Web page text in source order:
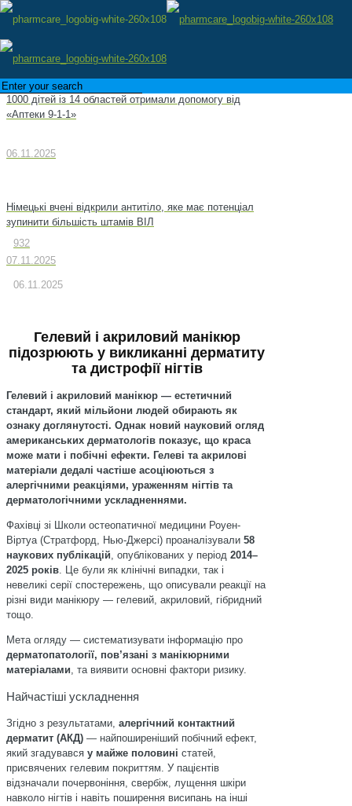
1000 дітей із 14 областей отримали допомогу від
«Аптеки 9-1-1»
06.11.2025
Німецькі вчені відкрили антитіло, яке має потенціал
зупинити більшість штамів ВІЛ
07.11.2025
932
06.11.2025
Гелевий і акриловий манікюр
підозрюють у викликанні дерматиту
та дистрофії нігтів
Гелевий і акриловий манікюр — естетичний
стандарт, який мільйони людей обирають як
ознаку доглянутості. Однак новий науковий огляд
американських дерматологів показує, що краса
може мати і побічні ефекти. Гелеві та акрилові
матеріали дедалі частіше асоціюються з
алергічними реакціями, ураженням нігтів та
дерматологічними ускладненнями.
Фахівці зі Школи остеопатичної медицини Роуен-
Віртуа (Стратфорд, Нью-Джерсі) проаналізували 58
наукових публікацій, опублікованих у період 2014–
2025 років. Це були як клінічні випадки, так і
невеликі серії спостережень, що описували реакції на
різні види манікюру — гелевий, акриловий, гібридний
тощо.
Мета огляду — систематизувати інформацію про
дерматопатології, пов’язані з манікюрними
матеріалами, та виявити основні фактори ризику.
Найчастіші ускладнення
Згідно з результатами, алергічний контактний
дерматит (АКД) — найпоширеніший побічний ефект,
який згадувався у майже половині статей,
присвячених гелевим покриттям. У пацієнтів
відзначали почервоніння, свербіж, лущення шкіри
навколо нігтів і навіть поширення висипань на інші